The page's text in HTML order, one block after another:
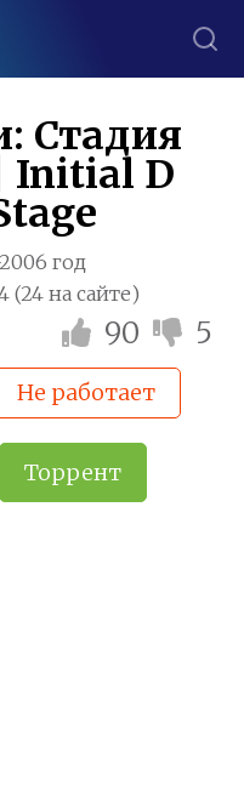
Стадия
Initial D
год
(24 на сайте)
90 5
Не работает
Торрент